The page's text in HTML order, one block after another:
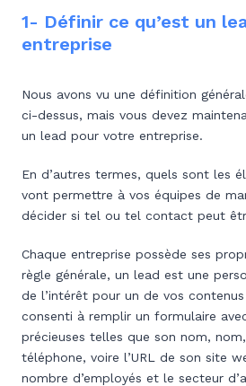
1- Définir ce qu’est un
entreprise
Nous avons vu une définition
ci-dessus, mais vous devez
un lead pour votre entreprise.
En d’autres termes, quels sont les
vont permettre à vos équipes de
décider si tel ou tel contact peut
Chaque entreprise possède ses
règle générale, un lead est une
de l’intérêt pour un de vos
consenti à remplir un formulaire
précieuses telles que son nom,
téléphone, voire l’URL de son site
nombre d’employés et le secteur